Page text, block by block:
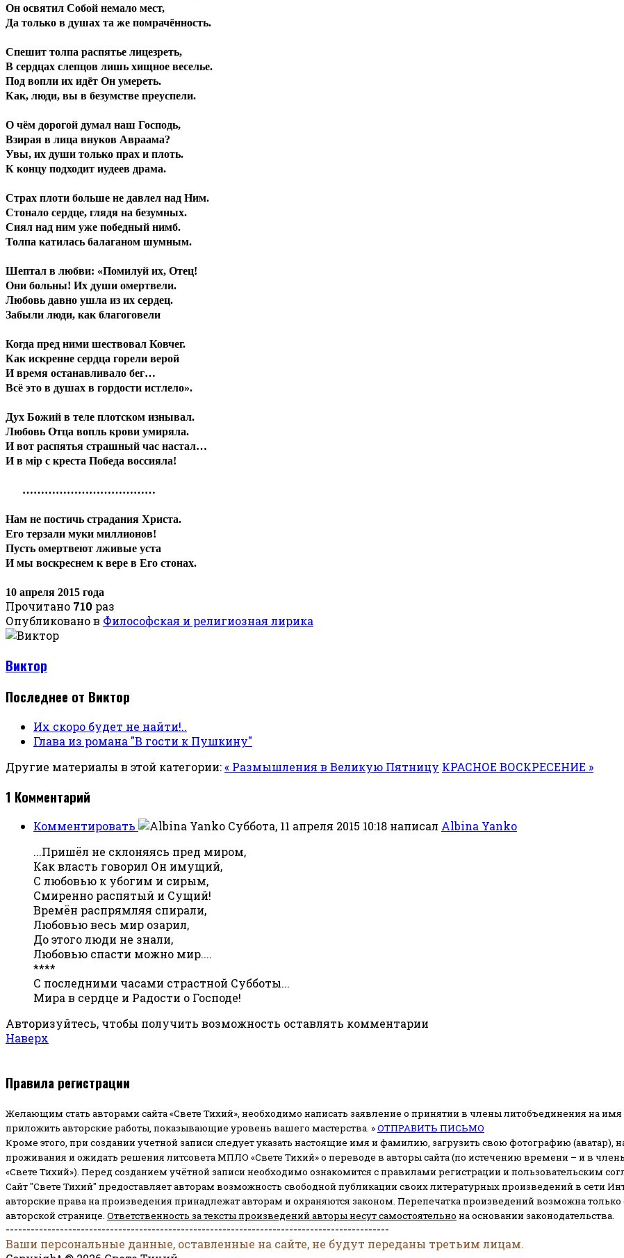
Он освятил Собой немало мест,
Да только в душах та же помрачённость.
Спешит толпа распятье лицезреть,
В сердцах слепцов лишь хищное веселье.
Под вопли их идёт Он умереть.
Как, люди, вы в безумстве преуспели.
О чём дорогой думал наш Господь,
Взирая в лица внуков Авраама?
Увы, их души только прах и плоть.
К концу подходит иудеев драма.
Страх плоти больше не давлел над Ним.
Стонало сердце, глядя на безумных.
Сиял над ним уже победный нимб.
Толпа катилась балаганом шумным.
Шептал в любви: «Помилуй их, Отец!
Они больны! Их души омертвели.
Любовь давно ушла из их сердец.
Забыли люди, как благоговели
Когда пред ними шествовал Ковчег.
Как искренне сердца горели верой
И время останавливало бег…
Всё это в душах в гордости истлело».
Дух Божий в теле плотском изнывал.
Любовь Отца вопль крови умиряла.
И вот распятья страшный час настал…
И в мiр с креста Победа воссияла!
………………………………
Нам не постичь страдания Христа.
Его терзали муки миллионов!
Пусть омертвеют лживые уста
И мы воскреснем к вере в Его стонах.
10 апреля 2015 года
Прочитано 710 раз
Опубликовано в Философская и религиозная лирика
Виктор
Последнее от Виктор
Их скоро будет не найти!..
Глава из романа "В гости к Пушкину"
Другие материалы в этой категории:« Размышления в Великую Пятницу КРАСНОЕ ВОСКРЕСЕНИЕ »
1 Комментарий
Комментировать Суббота, 11 апреля 2015 10:18 написал Albina Yanko
...Пришёл не склоняясь пред миром,
Как власть говорил Он имущий,
С любовью к убогим и сирым,
Смиренно распятый и Сущий!
Времён распрямляя спирали,
Любовью весь мир озарил,
До этого люди не знали,
Любовью спасти можно мир....
****
С последними часами страстной Субботы...
Мира в сердце и Радости о Господе!
Авторизуйтесь, чтобы получить возможность оставлять комментарии
Наверх
Правила регистрации
Желающим стать авторами сайта «Свете Тихий», необходимо написать заявление о принятии в члены литобъединения на
приложить авторские работы, показывающие уровень вашего мастерства. »ОТПРАВИТЬ ПИСЬМО
Кроме этого, при создании учетной записи следует указать настоящие имя и фамилию, загрузить свою фотографию (аватар),
проживания и ожидать решения литсовета МПЛО «Свете Тихий» о переводе в авторы сайта (по истечению времени – и в
«Свете Тихий»). Перед созданием учётной записи необходимо ознакомится с правилами регистрации и пользовательским
Сайт "Свете Тихий" предоставляет авторам возможность свободной публикации своих литературных произведений в сети
авторские права на произведения принадлежат авторам и охраняются законом. Перепечатка произведений возможна только
авторской странице. Ответственность за тексты произведений авторы несут самостоятельно на основании законодательства.
--------------------------------------------------------------------------------------------
Ваши персональные данные, оставленные на сайте, не будут переданы третьим лицам.